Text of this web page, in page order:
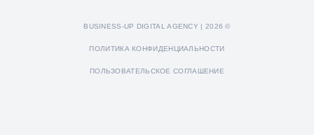
BUSINESS-UP DIGITAL AGENCY | 2026 ©
ПОЛИТИКА КОНФИДЕНЦИАЛЬНОСТИ
ПОЛЬЗОВАТЕЛЬСКОЕ СОГЛАШЕНИЕ